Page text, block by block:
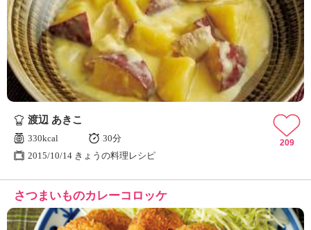
渡辺 あきこ
330kcal
30分
2015/10/14 きょうの料理レシピ
209
さつまいものカレーコロッケ